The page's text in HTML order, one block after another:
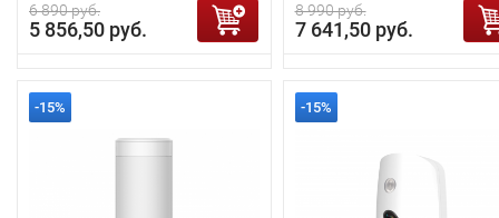
6 890 руб.
5 856,50 руб.
8 990 руб.
7 641,50 руб.
-15% -15%